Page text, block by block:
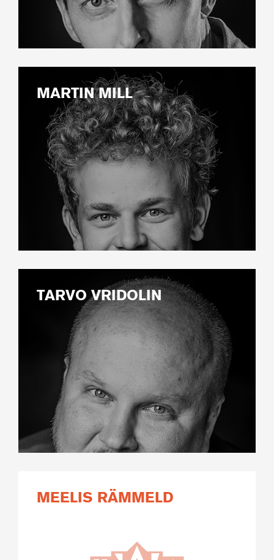
MARTIN MILL
TARVO VRIDOLIN
MEELIS RÄMMELD